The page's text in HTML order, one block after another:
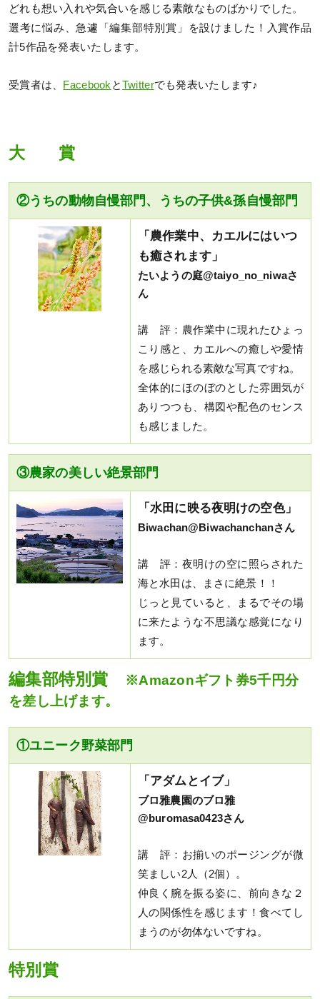
どれも想い入れや気合いを感じる素敵なものばかりでした。
選考に悩み、急遽「編集部特別賞」を設けました！入賞作品
計5作品を発表いたします。
受賞者は、 Facebook とTwitterでも発表いたします♪
大 賞
②うちの動物自慢部門、うちの子供&孫自慢部門
「農作業中、カエルにはいつ
も癒されます」
たいようの庭@taiyo_no_niwaさ
ん
講 評：農作業中に現れたひょっ
こり感と、カエルへの癒しや愛情
を感じられる素敵な写真ですね。
全体的にほのぼのとした雰囲気が
ありつつも、構図や配色のセンス
も感じました。
③農家の美しい絶景部門
「水田に映る夜明けの空色」
Biwachan@Biwachanchanさん
講 評：夜明けの空に照らされた
海と水田は、まさに絶景！！
じっと見ていると、まるでその場
に来たような不思議な感覚になり
ます。
編集部特別賞
※Amazonギフト券5千円分
を差し上げます。
①ユニーク野菜部門
「アダムとイブ」
ブロ雅農園のブロ雅
@buromasa0423さん
講 評：お揃いのポージングが微
笑ましい2人（2個）。
仲良く腕を振る姿に、前向きな２
人の関係性を感じます！食べてし
まうのが勿体ないですね。
特別賞